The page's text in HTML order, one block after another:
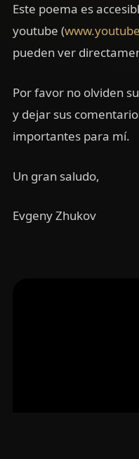
Este poema es
youtube (
pueden ver
Por favor no olviden
y dejar sus
importantes para mí.
Un gran saludo,
Evgeny Zhukov